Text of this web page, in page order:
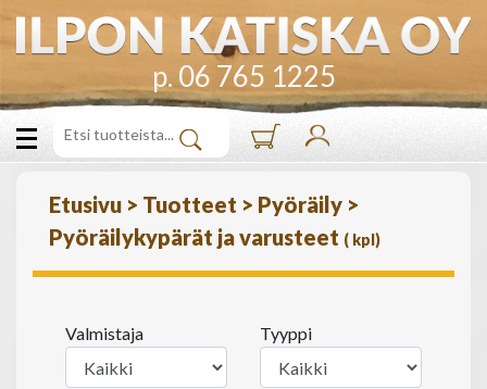
p. 06 765 1225
Etusivu > Tuotteet > Pyöräily >
Pyöräilykypärät ja varusteet ( kpl)
Valmistaja Tyyppi